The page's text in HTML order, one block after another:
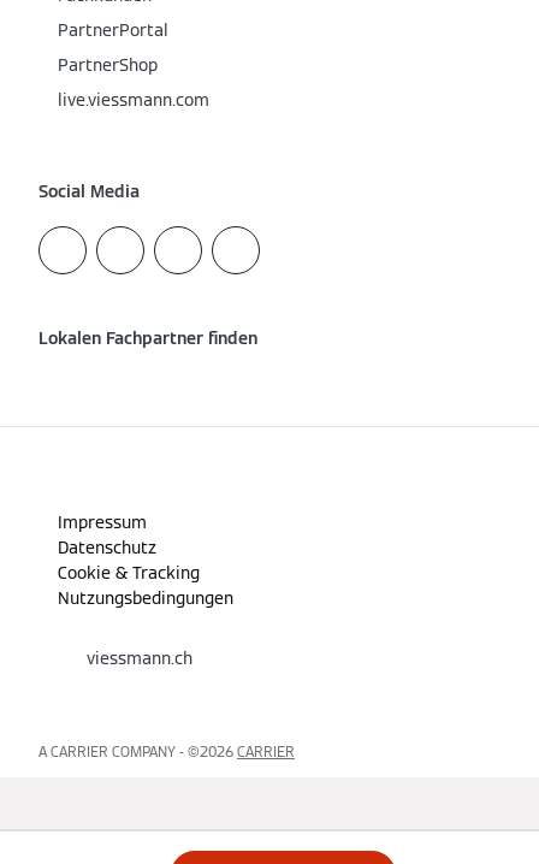
PartnerPortal
PartnerShop
live.viessmann.com
Social Media
Lokalen Fachpartner finden
Impressum
Datenschutz
Cookie & Tracking
Nutzungsbedingungen
viessmann.ch
A CARRIER COMPANY - ©️2026 CARRIER